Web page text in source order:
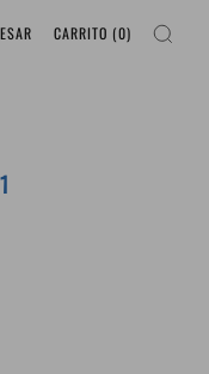
CARRITO (0)